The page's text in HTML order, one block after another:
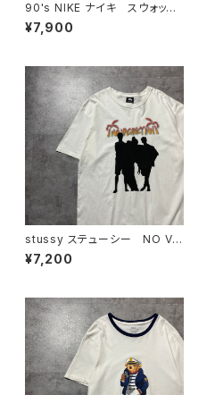
90's NIKE ナイキ スウォッシ
ュ 刺繍ワンポイント バック刺
繍 ラインリブ ブラック×ネイ
¥7,900
stussy ステューシー NO VA
CATION INN グラフィック プ
リント ホワイト 白 Tシャツ
¥7,200